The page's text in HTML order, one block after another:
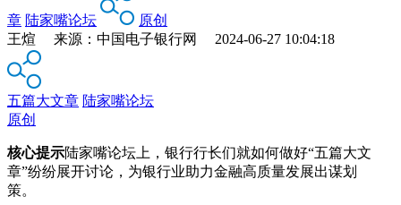
章 陆家嘴论坛
原创
王煊 来源：中国电子银行网 2024-06-27 10:04:18
五篇大文章 陆家嘴论坛
原创
核心提示陆家嘴论坛上，银行行长们就如何做好“五篇大文
章”纷纷展开讨论，为银行业助力金融高质量发展出谋划
策。